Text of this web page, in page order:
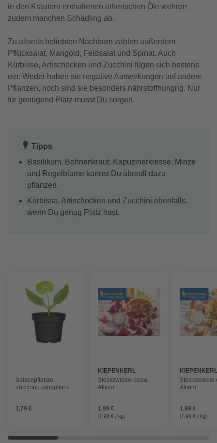
in den Kräutern enthaltenen ätherischen Öle wehren
zudem manchen Schädling ab.
Zu allseits beliebten Nachbarn zählen außerdem
Pflücksalat, Mangold, Feldsalat und Spinat. Auch
Kürbisse, Artischocken und Zucchini fügen sich bestens
ein: Weder haben sie negative Auswirkungen auf andere
Pflanzen, noch sind sie besonders nährstoffhungrig. Nur
für genügend Platz musst Du sorgen.
Tipps
Basilikum, Bohnenkraut, Kapuzinerkresse, Minze
und Regelblume kannst Du überall dazu
pflanzen.
Kürbisse, Artischocken und Zucchini ebenfalls,
wenn Du genug Platz hast.
Saisonpflanze,
Zucchini, Jungpflanzen
1,79 €
KIEPENKERL
Steckzwiebel cepa
Allium
1,99 €
(7,96 € / kg)
Steckzwiebel
Allium
1,99 €
(7,96 € / kg)